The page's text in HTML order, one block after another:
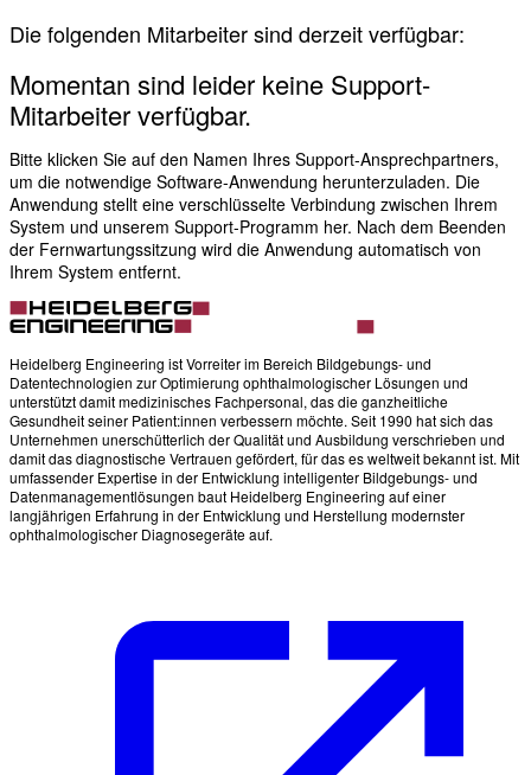
Die folgenden Mitarbeiter sind derzeit verfügbar:
Momentan sind leider keine Support-
Mitarbeiter verfügbar.
Bitte klicken Sie auf den Namen Ihres Support-Ansprechpartners,
um die notwendige Software-Anwendung herunterzuladen. Die
Anwendung stellt eine verschlüsselte Verbindung zwischen Ihrem
System und unserem Support-Programm her. Nach dem Beenden
der Fernwartungssitzung wird die Anwendung automatisch von
Ihrem System entfernt.
Heidelberg Engineering ist Vorreiter im Bereich Bildgebungs- und
Datentechnologien zur Optimierung ophthalmologischer Lösungen und
unterstützt damit medizinisches Fachpersonal, das die ganzheitliche
Gesundheit seiner Patient:innen verbessern möchte. Seit 1990 hat sich das
Unternehmen unerschütterlich der Qualität und Ausbildung verschrieben und
damit das diagnostische Vertrauen gefördert, für das es weltweit bekannt ist. Mit
umfassender Expertise in der Entwicklung intelligenter Bildgebungs- und
Datenmanagementlösungen baut Heidelberg Engineering auf einer
langjährigen Erfahrung in der Entwicklung und Herstellung modernster
ophthalmologischer Diagnosegeräte auf.